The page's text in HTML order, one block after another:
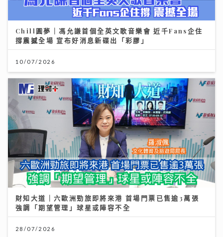
Chill圓夢｜馮允謙首個全英文歌音樂會 近千Fans企住
撐震撼全場 宣布好消息新碟出「彩膠」
10/07/2026
財知大道｜六歐洲勁旅即將來港 首場門票已售逾3萬張
強調「期望管理」球星或陣容不全
28/07/2026